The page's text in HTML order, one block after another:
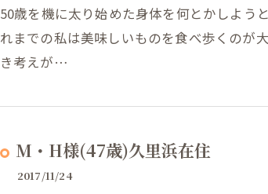
50歳を機に太り始めた身体を何とかしよう
れまでの私は美味しいものを食べ歩くのが
き考えが…
M・H様(47歳)久里浜在住
2017/11/24